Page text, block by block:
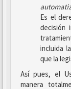
Es el
decisión
incluida
que la
Así pues, el
manera